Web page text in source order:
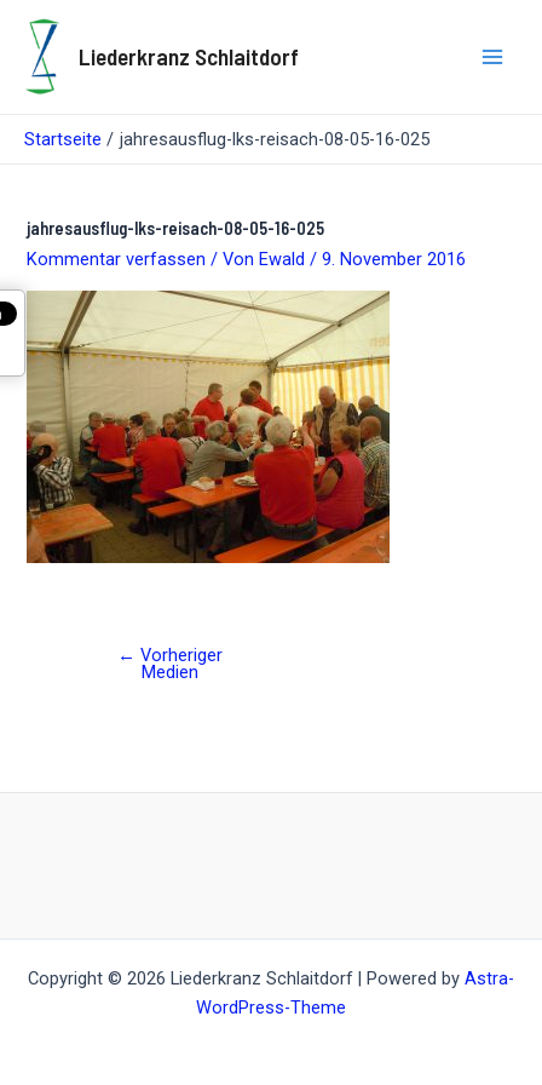
Inhalt
springen
Liederkranz Schlaitdorf
Startseite jahresausflug-lks-reisach-08-05-16-025
jahresausflug-lks-reisach-08-05-16-025
Kommentar verfassen / VonEwald/9. November 2016
← Vorheriger
Medien
Copyright © 2026 Liederkranz Schlaitdorf | Powered by Astra-
WordPress-Theme